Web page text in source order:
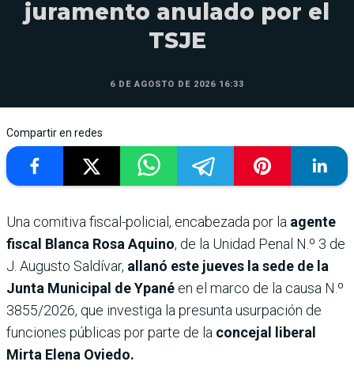
juramento anulado por el
TSJE
6 DE AGOSTO DE 2026 16:33
Compartir en redes
Una comitiva fiscal-policial, encabezada por la agente
fiscal Blanca Rosa Aquino, de la Unidad Penal N.º 3 de
J. Augusto Saldívar, allanó este jueves la sede de la
Junta Municipal de Ypané en el marco de la causa N.º
3855/2026, que investiga la presunta usurpación de
funciones públicas por parte de la concejal liberal
Mirta Elena Oviedo.